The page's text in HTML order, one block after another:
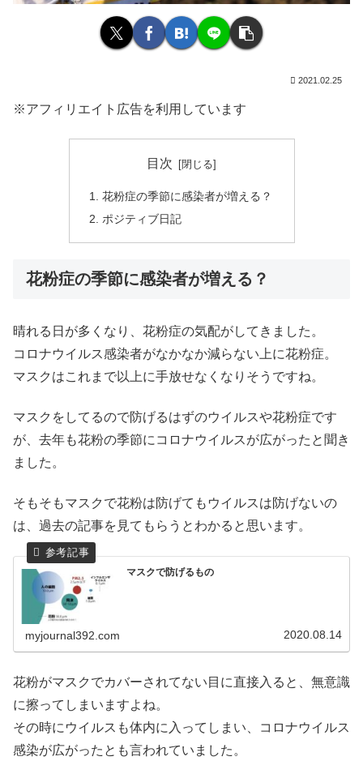
2021.02.25
※アフィリエイト広告を利用しています
目次
花粉症の季節に感染者が増える？
ポジティブ日記
花粉症の季節に感染者が増える？
晴れる日が多くなり、花粉症の気配がしてきました。
コロナウイルス感染者がなかなか減らない上に花粉症。
マスクはこれまで以上に手放せなくなりそうですね。
マスクをしてるので防げるはずのウイルスや花粉症です
が、去年も花粉の季節にコロナウイルスが広がったと聞き
ました。
そもそもマスクで花粉は防げてもウイルスは防げないの
は、過去の記事を見てもらうとわかると思います。
マスクで防げるもの
myjournal392.com 2020.08.14
花粉がマスクでカバーされてない目に直接入ると、無意識
に擦ってしまいますよね。
その時にウイルスも体内に入ってしまい、コロナウイルス
感染が広がったとも言われていました。